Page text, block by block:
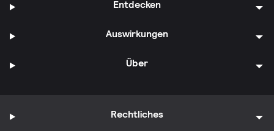
Entdecken
Auswirkungen
Über
Rechtliches